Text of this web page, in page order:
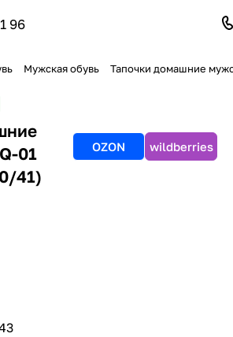
96
Мужская обувь Тапочки домашние
01
41)
OZON wildberries